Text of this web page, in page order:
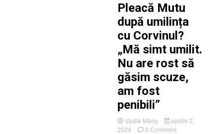
nu
mai
vrea
să
vadă
niciodată
Pleacă Mutu
după umilința
cu Corvinul?
„Mă simt umilit.
Nu are rost să
găsim scuze,
am fost
penibili”
Vasile Manu
aprilie 2,
2024
0 Commenton